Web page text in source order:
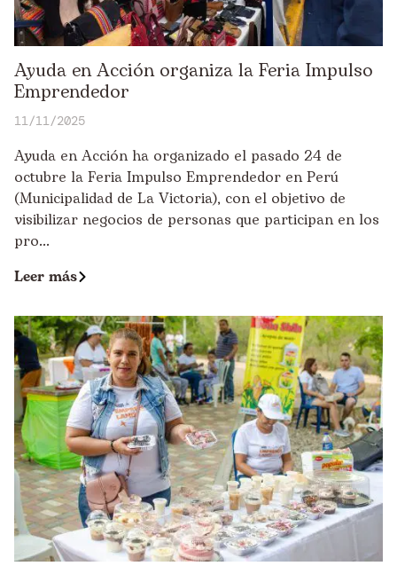
Ayuda en Acción organiza la Feria Impulso
Emprendedor
11/11/2025
Ayuda en Acción ha organizado el pasado 24 de
octubre la Feria Impulso Emprendedor en Perú
(Municipalidad de La Victoria), con el objetivo de
visibilizar negocios de personas que participan en los
pro...
Leer más